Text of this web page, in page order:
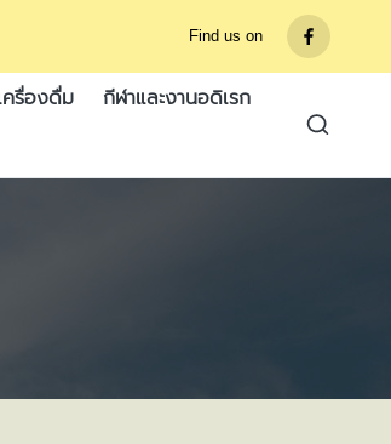
Find us on
รายการ
เมนู
ครื่องดื่ม
กีฬาและงานอดิเรก